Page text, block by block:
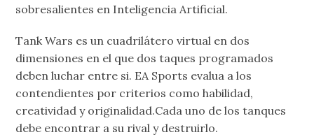
sobresalientes en Inteligencia Artificial.
Tank Wars es un cuadrilátero virtual en dos
dimensiones en el que dos taques programados
deben luchar entre si. EA Sports evalua a los
contendientes por criterios como habilidad,
creatividad y originalidad.Cada uno de los tanques
debe encontrar a su rival y destruirlo.